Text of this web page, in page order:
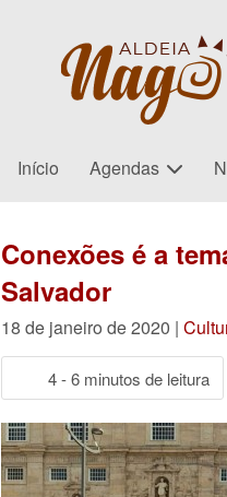
Início Agendas
Conexões é a
Salvador
18 de janeiro de 2020 |
4 - 6 minutos de leitura